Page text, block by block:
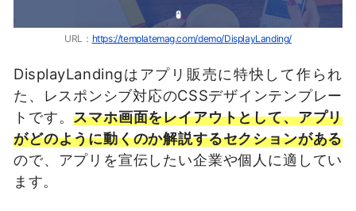
URL： https://templatemag.com/demo/DisplayLanding/
DisplayLandingはアプリ販売に特快して作られ
た、レスポンシブ対応のCSSデザインテンプレー
トです。スマホ画面をレイアウトとして、アプリ
がどのように動くのか解説するセクションがある
ので、アプリを宣伝したい企業や個人に適してい
ます。